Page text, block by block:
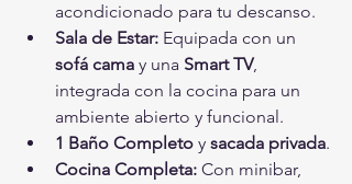
acondicionado para tu descanso.
Sala de Estar: Equipada con un
sofá cama y una Smart TV,
integrada con la cocina para un
ambiente abierto y funcional.
1 Baño Completo y sacada privada.
Cocina Completa: Con minibar,